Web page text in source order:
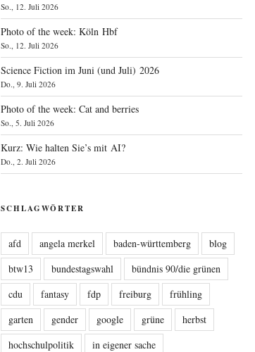
So., 12. Juli 2026
Photo of the week: Köln Hbf
So., 12. Juli 2026
Science Fiction im Juni (und Juli) 2026
Do., 9. Juli 2026
Photo of the week: Cat and berries
So., 5. Juli 2026
Kurz: Wie halten Sie’s mit AI?
Do., 2. Juli 2026
SCHLAGWÖRTER
afd angela merkel baden-württemberg
blog
btw13
bundestagswahl
bündnis 90/die grünen
cdu
fantasy fdp freiburg
frühling
garten
gender google grüne
herbst
hochschulpolitik
in eigener sache